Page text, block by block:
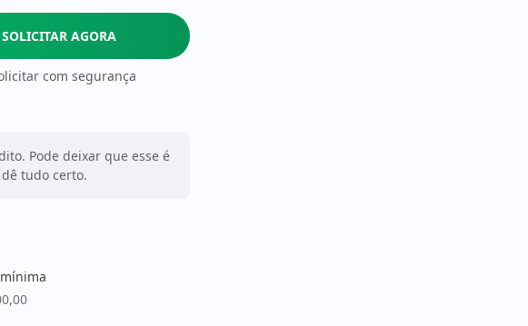
SOLICITAR AGORA
com segurança
Pode deixar que esse é
tudo certo.